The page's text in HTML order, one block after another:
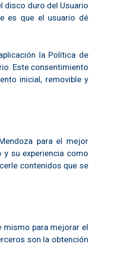
disco duro del Usuario
es que el usuario dé
la Política de
Este consentimiento
inicial, removible y
para el mejor
su experiencia como
contenidos que se
mismo para mejorar el
son la obtención